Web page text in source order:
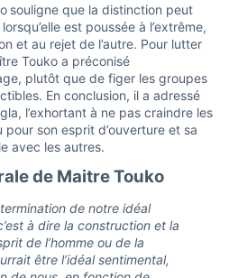
souligne que la distinction peut
est poussée à l’extrême,
et au rejet de l’autre. Pour lutter
Touko a préconisé
plutôt que de figer les groupes
En conclusion, il a adressé
l’exhortant à ne pas craindre les
son esprit d’ouverture et sa
avec les autres.
de Maitre Touko
de notre idéal
à dire la construction et la
de l’homme ou de la
être l’idéal sentimental,